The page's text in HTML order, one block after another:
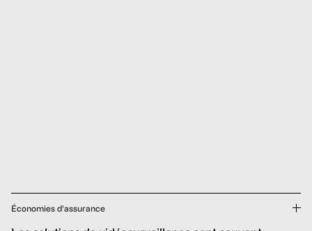
Économies d'assurance